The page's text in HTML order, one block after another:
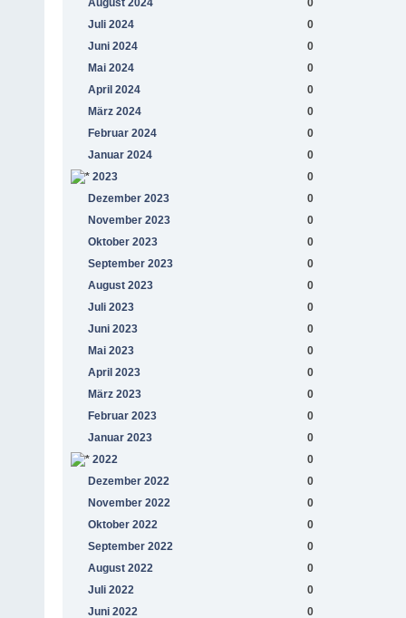
August 2024
0
Juli 2024
0
Juni 2024
0
Mai 2024
0
April 2024
0
März 2024
0
Februar 2024
0
Januar 2024
0
2023
0
Dezember 2023
0
November 2023
0
Oktober 2023
0
September 2023
0
August 2023
0
Juli 2023
0
Juni 2023
0
Mai 2023
0
April 2023
0
März 2023
0
Februar 2023
0
Januar 2023
0
2022
0
Dezember 2022
0
November 2022
0
Oktober 2022
0
September 2022
0
August 2022
0
Juli 2022
0
Juni 2022
0